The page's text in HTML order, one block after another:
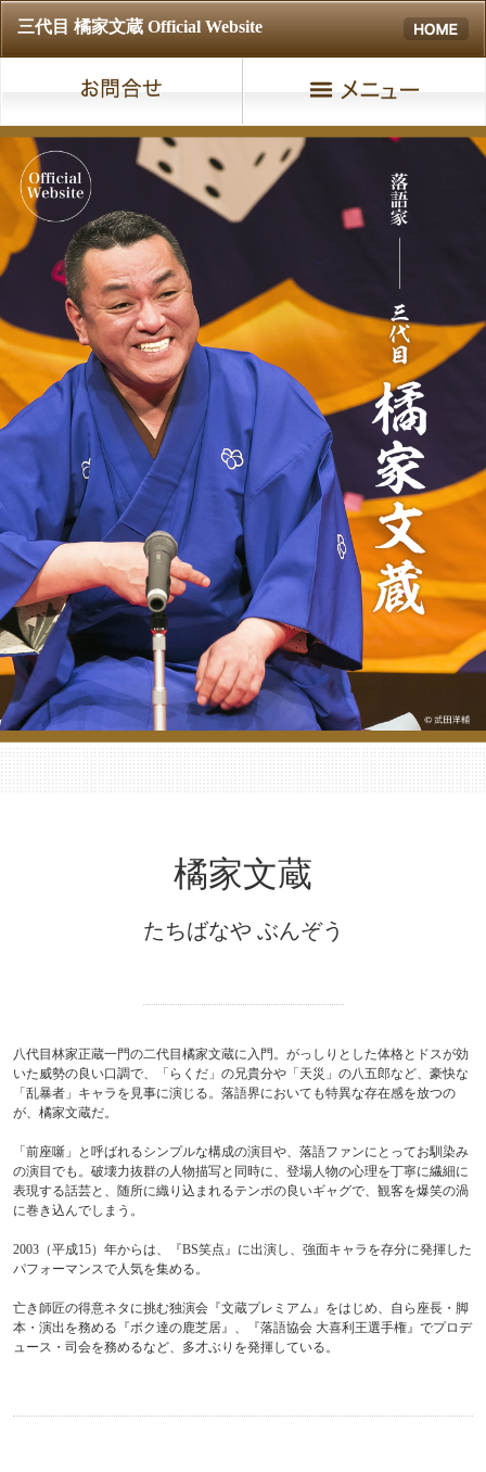
三代目 橘家文蔵 Official Website
橘家文蔵
たちばなや ぶんぞう
八代目林家正蔵一門の二代目橘家文蔵に入門。がっしりとした体格とドスが効
いた威勢の良い口調で、「らくだ」の兄貴分や「天災」の八五郎など、豪快な
「乱暴者」キャラを見事に演じる。落語界においても特異な存在感を放つの
が、橘家文蔵だ。
「前座噺」と呼ばれるシンプルな構成の演目や、落語ファンにとってお馴染み
の演目でも。破壊力抜群の人物描写と同時に、登場人物の心理を丁寧に繊細に
表現する話芸と、随所に織り込まれるテンポの良いギャグで、観客を爆笑の渦
に巻き込んでしまう。
2003（平成15）年からは、『BS笑点』に出演し、強面キャラを存分に発揮した
パフォーマンスで人気を集める。
亡き師匠の得意ネタに挑む独演会『文蔵プレミアム』をはじめ、自ら座長・脚
本・演出を務める『ボク達の鹿芝居』、『落語協会 大喜利王選手権』でプロデ
ュース・司会を務めるなど、多才ぶりを発揮している。